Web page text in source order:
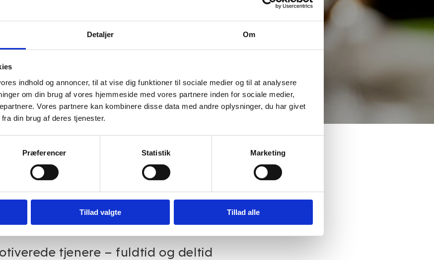
Detaljer Om
indhold og annoncer, til at vise dig funktioner til sociale medier og til at analysere
om din brug af vores hjemmeside med vores partnere inden for sociale medier,
Vores partnere kan kombinere disse data med andre oplysninger, du har givet
din brug af deres tjenester.
Præferencer Statistik Marketing
Tillad valgte Tillad alle
LEDIGE STILLINGER:
kokke – fuldtid og deltid
med høj faglig baggrund – fuldtid
tjenere – fuldtid og deltid